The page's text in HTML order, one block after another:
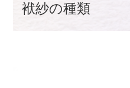
袱紗の種類